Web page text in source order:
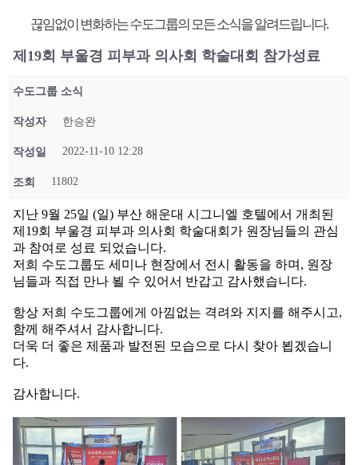
끊임없이 변화하는 수도그룹의 모든 소식을 알려드립니다.
제19회 부울경 피부과 의사회 학술대회 참가성료
수도그룹 소식
작성자 한승완
작성일 2022-11-10 12:28
조회 11802
지난 9월 25일 (일) 부산 해운대 시그니엘 호텔에서 개최된
제19회 부울경 피부과 의사회 학술대회가 원장님들의 관심
과 참여로 성료 되었습니다.
저희 수도그룹도 세미나 현장에서 전시 활동을 하며, 원장
님들과 직접 만나 뵐 수 있어서 반갑고 감사했습니다.
항상 저희 수도그룹에게 아낌없는 격려와 지지를 해주시고,
함께 해주셔서 감사합니다.
더욱 더 좋은 제품과 발전된 모습으로 다시 찾아 뵙겠습니
다.
감사합니다.